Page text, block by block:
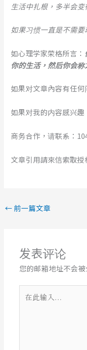
生活中扎根，多半会
如果习惯一直是不需
如心理学家荣格所言：
你的生活，然后你会称
如果对文章內容有任
如果对我的内容感兴趣
商务合作，请联系：
文章引用請來信索取
← 前一篇文章
发表评论
您的邮箱地址不会被
此